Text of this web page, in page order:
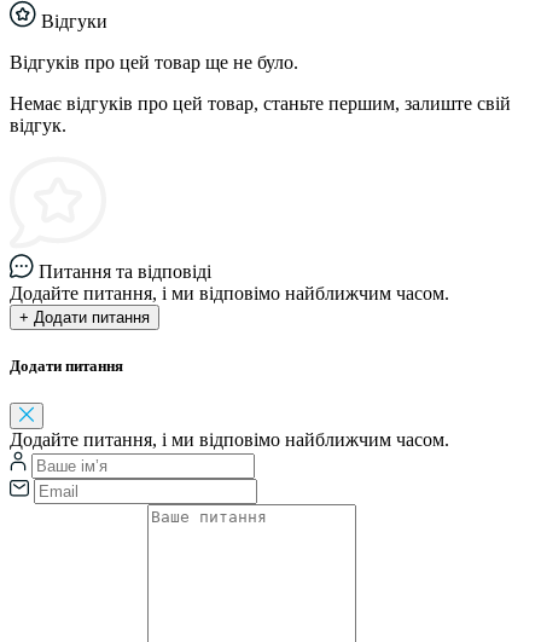
Відгуки
Відгуків про цей товар ще не було.
Немає відгуків про цей товар, станьте першим, залиште свій
відгук.
Питання та відповіді
Додайте питання, і ми відповімо найближчим часом.
+ Додати питання
Додати питання
Додайте питання, і ми відповімо найближчим часом.